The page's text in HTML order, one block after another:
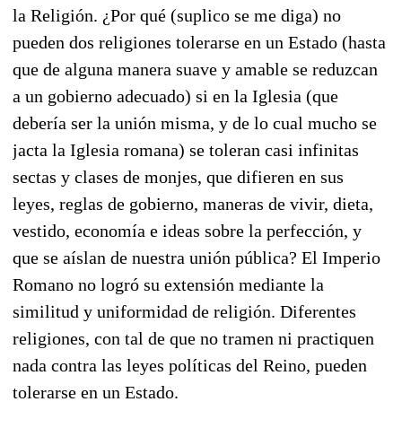
la Religión. ¿Por qué (suplico se me diga) no
pueden dos religiones tolerarse en un Estado (hasta
que de alguna manera suave y amable se reduzcan
a un gobierno adecuado) si en la Iglesia (que
debería ser la unión misma, y de lo cual mucho se
jacta la Iglesia romana) se toleran casi infinitas
sectas y clases de monjes, que difieren en sus
leyes, reglas de gobierno, maneras de vivir, dieta,
vestido, economía e ideas sobre la perfección, y
que se aíslan de nuestra unión pública? El Imperio
Romano no logró su extensión mediante la
similitud y uniformidad de religión. Diferentes
religiones, con tal de que no tramen ni practiquen
nada contra las leyes políticas del Reino, pueden
tolerarse en un Estado.